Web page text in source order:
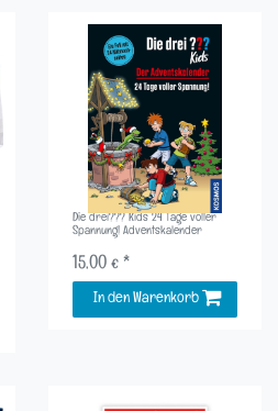
Die drei??? Kids 24 Tage voller
Spannung! Adventskalender
15,00 € *
In den Warenkorb